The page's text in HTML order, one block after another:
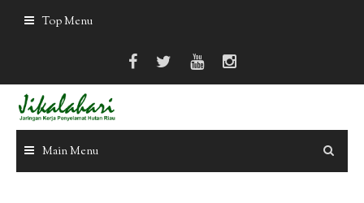
Top Menu
Main Menu